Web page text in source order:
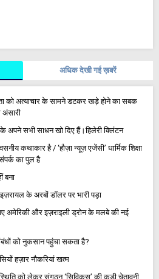
अधिक देखी गई ख़बरें
को अत्याचार के सामने डटकर खड़े होने का सबक
के अपने सभी साधन खो दिए हैं।हिलेरी क्लिंटन
कथाकार है / ‘हौज़ा न्यूज़ एजेंसी’ धार्मिक शिक्षा
का पुल है
बना
के अरबों डॉलर पर भारी पड़ा
गए अमेरिकी और इज़राइली ड्रोन के मलबे की नई
को नुकसान पहुंचा सकता है?
हज़ार नौकरियां खत्म
को लेकर संगठन ‘सिविकस’ की कड़ी चेतावनी